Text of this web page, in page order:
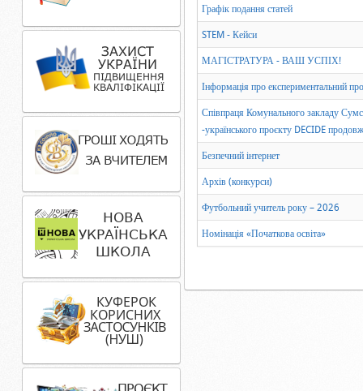
Графік подання статей
STEM - Кейси
МАГІСТРАТУРА - ВАШ УСПІХ!
Інформація про експериментальний
Співпраця Комунального закладу
-українського проєкту DECIDE
Безпечний інтернет
Архів (конкурси)
Футбольний учитель року – 2026
Номінація «Початкова освіта»